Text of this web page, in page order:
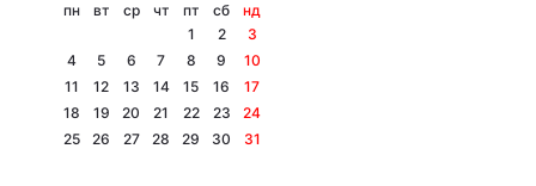
Економіка
Спорт
Техно і зв'язок
пн вт ср чт пт сб
нд
1
2
3
4
5 6 7 8 9
10
11
12 13 14 15 16
17
18
19 20 21 22 23
24
25
26 27 28 29 30 31